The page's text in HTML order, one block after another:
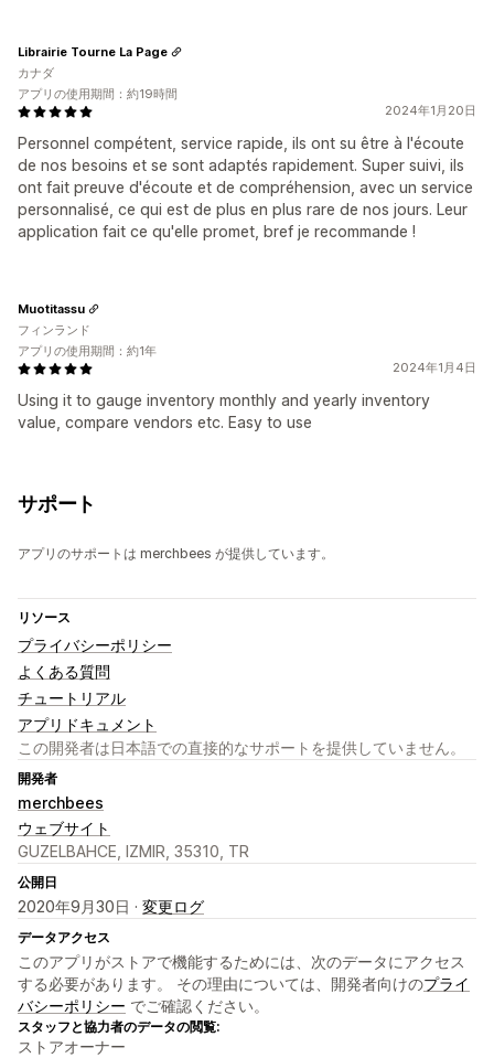
2024年1月20日
Personnel compétent, service rapide, ils ont su être à l'écoute
de nos besoins et se sont adaptés rapidement. Super suivi, ils
ont fait preuve d'écoute et de compréhension, avec un service
personnalisé, ce qui est de plus en plus rare de nos jours. Leur
application fait ce qu'elle promet, bref je recommande !
Librairie Tourne La Page
カナダ
アプリの使用期間：約19時間
2024年1月4日
Using it to gauge inventory monthly and yearly inventory
value, compare vendors etc. Easy to use
Muotitassu
フィンランド
アプリの使用期間：約1年
サポート
アプリのサポートは merchbees が提供しています。
リソース
プライバシーポリシー
よくある質問
チュートリアル
アプリドキュメント
この開発者は日本語での直接的なサポートを提供していません。
開発者
merchbees
ウェブサイト
GUZELBAHCE, IZMIR, 35310, TR
公開日
2020年9月30日 · 変更ログ
データアクセス
このアプリがストアで機能するためには、次のデータにアクセス
する必要があります。 その理由については、開発者向けのプライ
バシーポリシー でご確認ください。
スタッフと協力者のデータの閲覧:
ストアオーナー